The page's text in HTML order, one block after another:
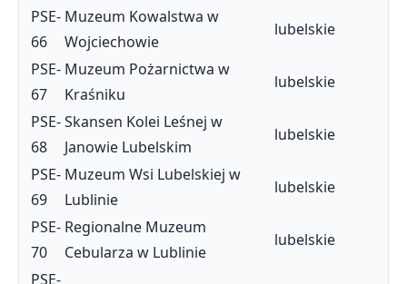
PSE-
66
Muzeum Kowalstwa w
Wojciechowie
lubelskie
PSE-
67
Muzeum Pożarnictwa w
Kraśniku
lubelskie
PSE-
68
Skansen Kolei Leśnej w
Janowie Lubelskim
lubelskie
PSE-
69
Muzeum Wsi Lubelskiej w
Lublinie
lubelskie
PSE-
70
Regionalne Muzeum
Cebularza w Lublinie
lubelskie
PSE-